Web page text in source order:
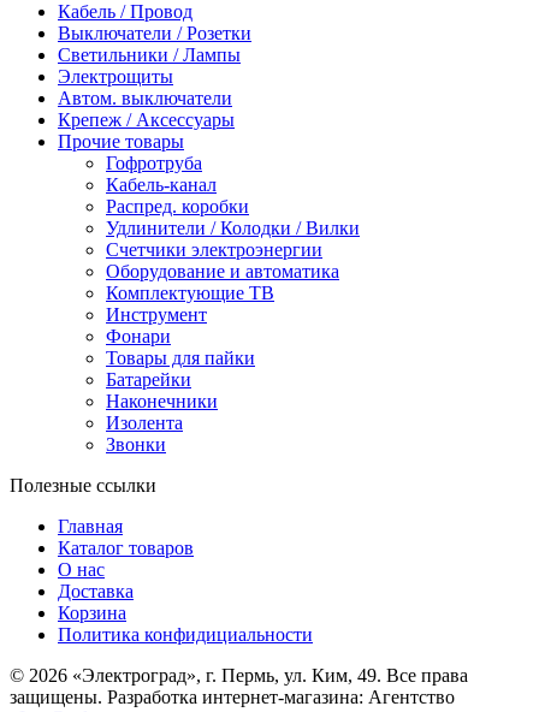
Кабель / Провод
Выключатели / Розетки
Светильники / Лампы
Электрощиты
Автом. выключатели
Крепеж / Аксессуары
Прочие товары
Гофротруба
Кабель-канал
Распред. коробки
Удлинители / Колодки / Вилки
Счетчики электроэнергии
Оборудование и автоматика
Комплектующие ТВ
Инструмент
Фонари
Товары для пайки
Батарейки
Наконечники
Изолента
Звонки
Полезные ссылки
Главная
Каталог товаров
О нас
Доставка
Корзина
Политика конфидициальности
© 2026 «Электроград», г. Пермь, ул. Ким, 49. Все права
защищены. Разработка интернет-магазина: Агентство